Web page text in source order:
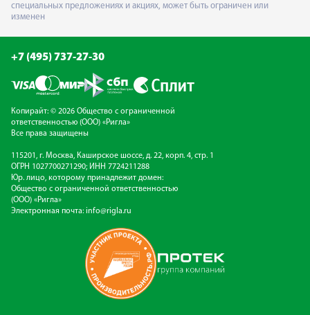
специальных предложениях и акциях, может быть ограничен или
изменен
+7 (495) 737-27-30
Копирайт: © 2026 Общество с ограниченной
ответственностью (ООО) «Ригла»
Все права защищены
115201, г. Москва, Каширское шоссе, д. 22, корп. 4, стр. 1
ОГРН 1027700271290; ИНН 7724211288
Юр. лицо, которому принадлежит домен:
Общество с ограниченной ответственностью
(ООО) «Ригла»
Электронная почта: info@rigla.ru